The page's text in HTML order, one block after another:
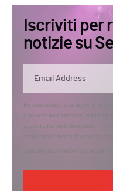
Iscriviti per
notizie su
By submitting, you agree that
products and services, and use
accordance with Semperis’
contacting privacy@semperis.com.
This site is protected by